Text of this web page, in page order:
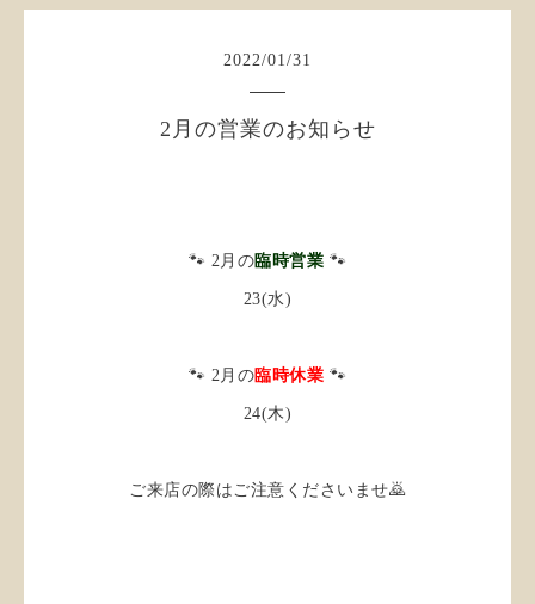
2022/01/31
2月の営業のお知らせ
🐾 2月の臨時営業 🐾
23(水)
🐾 2月の臨時休業 🐾
24(木)
ご来店の際はご注意くださいませ🙇